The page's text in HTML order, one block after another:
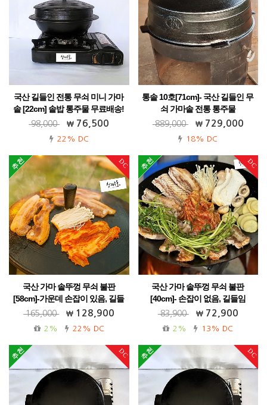
국산 길들인 전통 무쇠 미니 가마
솥 [22cm] 솥밥 통주물 무료배송!
가정용 업소용 캠핑용 식당용! 다양한 활
98,000 76,500
22% DC
통솥 10호[71cm]- 국산 길들인 무
쇠 가마솥 전통 통주물
가정용 업소용 식당용 대용량 강추!! 무료
889,000 729,000
18% DC
DC
국산 가마 솥뚜껑 무쇠 불판
[58cm]-가운데 손잡이 있음, 길들
임
165,000 128,900
2% 22% DC
DC
국산 가마 솥뚜껑 무쇠 불판
[40cm]- 손잡이 없음, 길들임
가정용 캠핑용 best! 업소용 펜션용 강추!
83,900 72,900
2% 13% DC
DC DC